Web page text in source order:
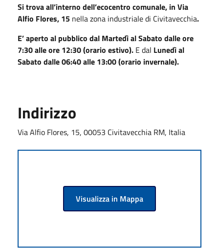
Si trova all’interno dell’ecocentro comunale, in Via
Alfio Flores, 15 nella zona industriale di Civitavecchia.
E’ aperto al pubblico dal Martedì al Sabato dalle ore
7:30 alle ore 12:30 (orario estivo). E dal Lunedì al
Sabato dalle 06:40 alle 13:00 (orario invernale).
Indirizzo
Via Alfio Flores, 15, 00053 Civitavecchia RM, Italia
Visualizza in Mappa